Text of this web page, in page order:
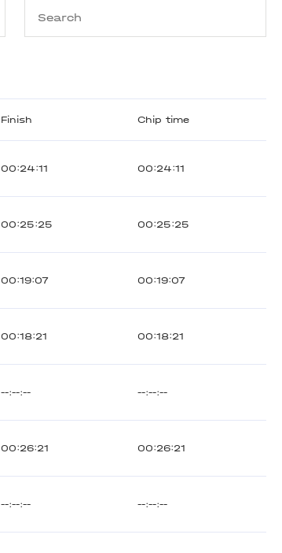
Finish Chip time
00:24:11 00:24:11
00:25:25 00:25:25
00:19:07 00:19:07
00:18:21 00:18:21
--:--:-- --:--:--
00:26:21 00:26:21
--:--:-- --:--:--